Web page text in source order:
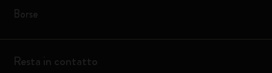
Borse
Resta in contatto